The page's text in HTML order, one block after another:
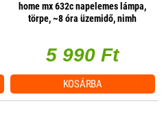
home mx 632c napelemes lámpa,
törpe, ~8 óra üzemidő, nimh
5 990 Ft
KOSÁRBA